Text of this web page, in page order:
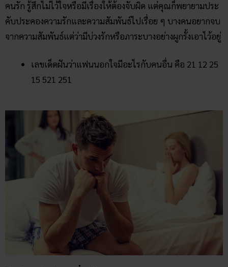
คนรัก รู้สึกไม่ไว้ใจหรือมีเรื่องให้ต้องจับผิด แต่คุณก็พยายามประ
คับประคองความรักและความสัมพันธ์ไปเรื่อย ๆ บางคนอยากจบ
จากความสัมพันธ์แต่ว่ามีบ่วงรักหรือภาระบางอย่างผูกรั้งเอาไว้อยู่
เลขเด็ดฝันว่าแฟนนอกใจมีอะไรกับคนอื่น คือ 21 12 25
15 521 251